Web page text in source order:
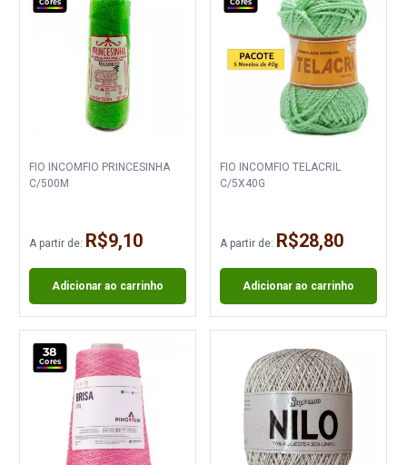
FIO INCOMFIO PRINCESINHA
C/500M
A partir de: R$9,10
Adicionar ao carrinho
FIO INCOMFIO TELACRIL
C/5X40G
A partir de: R$28,80
Adicionar ao carrinho
38
Cores